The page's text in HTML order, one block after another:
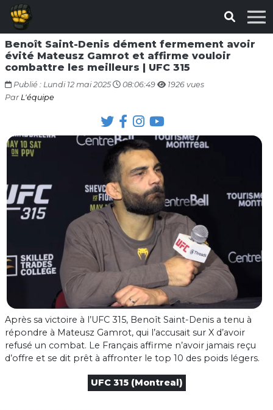
Benoît Saint-Denis dément fermement avoir
évité Mateusz Gamrot et affirme vouloir
combattre les meilleurs | UFC 315
Publié : Lundi 12 mai 2025 08:06:49
1926 vues
Par L'équipe
Après sa victoire à l’UFC 315, Benoît Saint-Denis a tenu à
répondre à Mateusz Gamrot, qui l’accusait sur X d’avoir
refusé un combat. Le Français affirme n’avoir jamais reçu
d’offre et se dit prêt à affronter le top 10 des poids légers.
UFC 315 (Montreal)